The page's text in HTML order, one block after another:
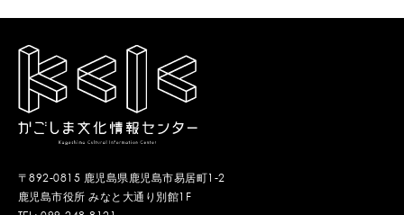
〒892-0815 鹿児島県鹿児島市易居町1-2
鹿児島市役所 みなと大通り別館1F